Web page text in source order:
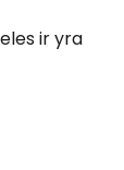
ir yra